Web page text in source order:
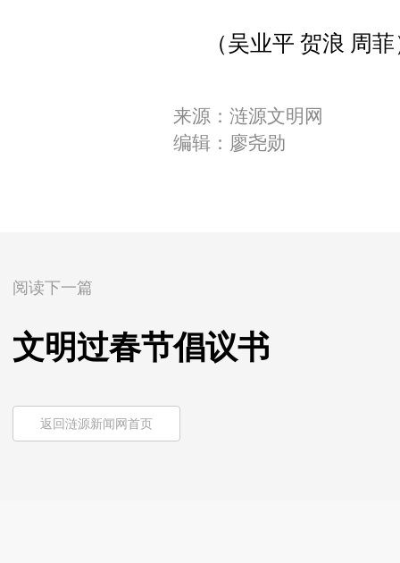
（吴业平 贺浪 周
来源：涟源文明网
编辑：廖尧勋
阅读下一篇
文明过春节倡议书
返回涟源新闻网首页